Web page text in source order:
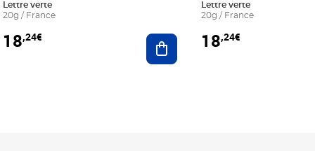
au panier
Lettre verte
20g / France
18,24€ Ajouter au panier
Lettre verte
20g / France
18,24€